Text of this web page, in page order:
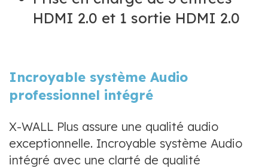
HDMI 2.0 et 1 sortie HDMI 2.0
Incroyable système Audio
professionnel intégré
X-WALL Plus assure une qualité audio
exceptionnelle. Incroyable système Audio
intégré avec une clarté de qualité